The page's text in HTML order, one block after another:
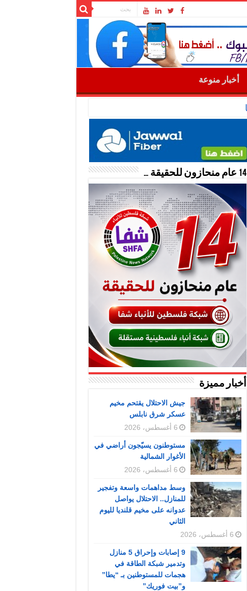
أخبار منوعة
14 عام منحازون للحقيقة …
أخبار مميزة
جيش الاحتلال يقتحم مخيم
عسكر شرق نابلس
6 أغسطس، 2026
مستوطنون يسيّجون أراضي في
الأغوار الشمالية
6 أغسطس، 2026
وسط مداهمات واسعة وتفجير
للمنازل.. الاحتلال يواصل
عدوانه على مخيم قلنديا لليوم
الثاني
6 أغسطس، 2026
9 إصابات وإحراق 5 منازل
وتدمير شبكة الطاقة في
هجمات للمستوطنين بـ “يطا”
و”بيت فوريك”